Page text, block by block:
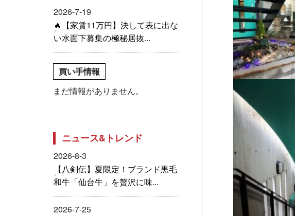
2026-7-19
🔥【家賃11万円】決して表に出な
い水面下募集の極秘居抜...
買い手情報
まだ情報がありません。
ニュース&トレンド
2026-8-3
【八剣伝】夏限定！ブランド黒毛
和牛「仙台牛」を贅沢に味...
2026-7-25